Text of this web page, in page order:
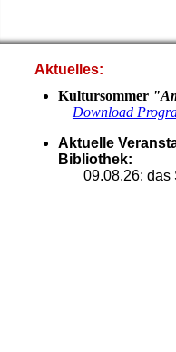
Aktuelles:
Kultursommer
Download
Aktuelle
Bibliothek:
09.08.26: das